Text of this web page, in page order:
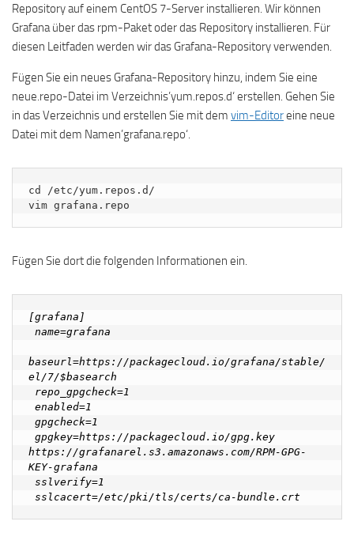
Repository auf einem CentOS 7-Server installieren. Wir können
Grafana über das rpm-Paket oder das Repository installieren. Für
diesen Leitfaden werden wir das Grafana-Repository verwenden.
Fügen Sie ein neues Grafana-Repository hinzu, indem Sie eine
neue.repo-Datei im Verzeichnis’yum.repos.d‘ erstellen. Gehen Sie
in das Verzeichnis und erstellen Sie mit dem vim-Editoreine neue
Datei mit dem Namen’grafana.repo‘.
cd /etc/yum.repos.d/
vim grafana.repo
Fügen Sie dort die folgenden Informationen ein.
[grafana]
baseurl=https://packagecloud.io/grafana/stable/
el/7/$basearch
https://grafanarel.s3.amazonaws.com/RPM-GPG-
KEY-grafana
sslcacert=/etc/pki/tls/certs/ca-bundle.crt